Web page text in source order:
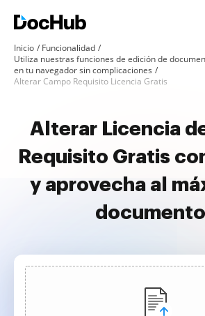
Inicio
Funcionalidad
Utiliza nuestras funciones de edición de
en tu navegador sin complicaciones
Alterar Campo Requisito Licencia Gratis
Alterar Licencia
Requisito Gratis
y aprovecha al